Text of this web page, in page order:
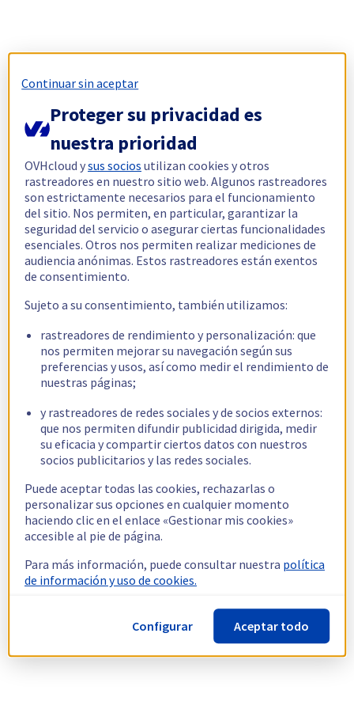
Continuar sin aceptar
Proteger su privacidad es
nuestra prioridad
OVHcloud ysus socios utilizan cookies y otros
rastreadores en nuestro sitio web. Algunos rastreadores
son estrictamente necesarios para el funcionamiento
del sitio. Nos permiten, en particular, garantizar la
seguridad del servicio o asegurar ciertas funcionalidades
esenciales. Otros nos permiten realizar mediciones de
audiencia anónimas. Estos rastreadores están exentos
de consentimiento.
Sujeto a su consentimiento, también utilizamos:
rastreadores de rendimiento y personalización: que
nos permiten mejorar su navegación según sus
preferencias y usos, así como medir el rendimiento de
nuestras páginas;
y rastreadores de redes sociales y de socios externos:
que nos permiten difundir publicidad dirigida, medir
su eficacia y compartir ciertos datos con nuestros
socios publicitarios y las redes sociales.
Puede aceptar todas las cookies, rechazarlas o
personalizar sus opciones en cualquier momento
haciendo clic en el enlace «Gestionar mis cookies»
accesible al pie de página.
Para más información, puede consultar nuestra política
de información y uso de cookies.
Configurar Aceptar todo